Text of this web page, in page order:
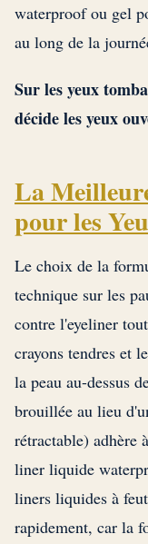
waterproof ou gel
au long de la
Sur les yeux
décide les yeux
La
pour les
Le choix de la
technique sur les
contre l'eyeliner
crayons tendres et
la peau au-dessus
brouillée au lieu
rétractable) adhère
liner liquide
liners liquides à
rapidement, car la